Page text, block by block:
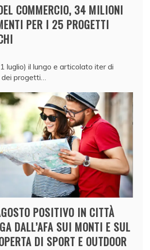
COMMERCIO, 34 MILIONI
PER I 25 PROGETTI
luglio) il lungo e articolato iter di
progetti…
POSITIVO IN CITTÀ
DALL’AFA SUI MONTI E SUL
DI SPORT E OUTDOOR